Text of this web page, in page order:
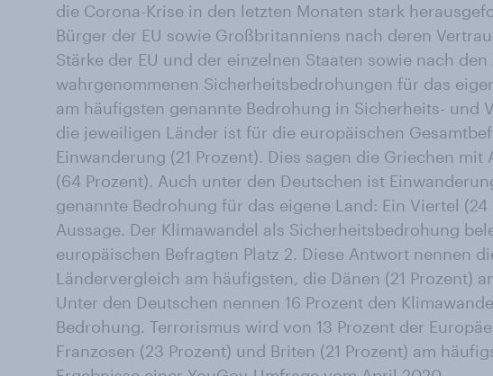
die Corona-Krise in den letzten Monaten stark
Bürger der EU sowie Großbritanniens nach deren
Stärke der EU und der einzelnen Staaten sowie nach
wahrgenommenen Sicherheitsbedrohungen für das
am häufigsten genannte Bedrohung in Sicherheits- und
die jeweiligen Länder ist für die europäischen
Einwanderung (21 Prozent). Dies sagen die Griechen mit
(64 Prozent). Auch unter den Deutschen ist
genannte Bedrohung für das eigene Land: Ein Viertel
Aussage. Der Klimawandel als Sicherheitsbedrohung
europäischen Befragten Platz 2. Diese Antwort nennen
Ländervergleich am häufigsten, die Dänen (21 Prozent)
Unter den Deutschen nennen 16 Prozent den
Bedrohung. Terrorismus wird von 13 Prozent der
Franzosen (23 Prozent) und Briten (21 Prozent) am